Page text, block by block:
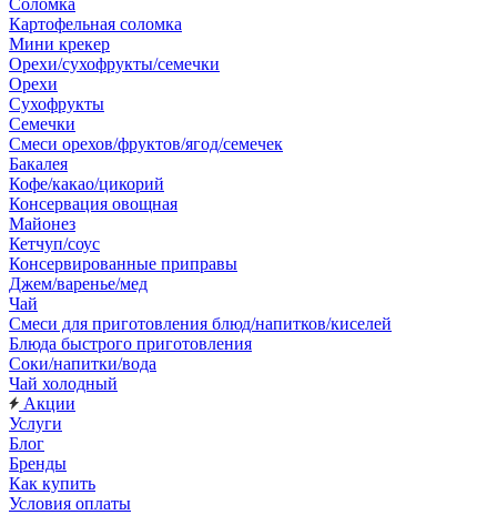
Соломка
Картофельная соломка
Мини крекер
Орехи/сухофрукты/семечки
Орехи
Сухофрукты
Семечки
Смеси орехов/фруктов/ягод/семечек
Бакалея
Кофе/какао/цикорий
Консервация овощная
Майонез
Кетчуп/соус
Консервированные приправы
Джем/варенье/мед
Чай
Смеси для приготовления блюд/напитков/киселей
Блюда быстрого приготовления
Соки/напитки/вода
Чай холодный
Акции
Услуги
Блог
Бренды
Как купить
Условия оплаты